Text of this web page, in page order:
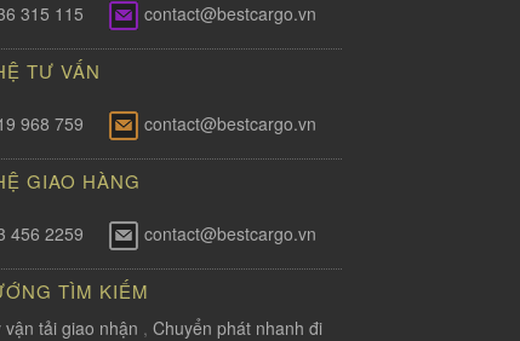
315 115 contact@bestcargo.vn
TƯ VẤN
968 759 contact@bestcargo.vn
GIAO HÀNG
456 2259 contact@bestcargo.vn
TÌM KIẾM
vận tải giao nhận , Chuyển phát nhanh đi